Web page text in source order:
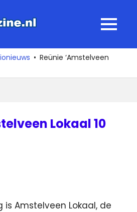
MENU
Reünie ‘Amstelveen
Lokaal 10
is Amstelveen Lokaal, de